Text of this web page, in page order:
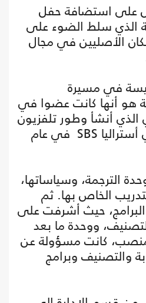
على استضافة حفل
الذي سلط الضوء على
الأصليين في مجال
في مسيرة
هو أنها كانت عضوا في
الذي أنشأ وطور تلفزيون
هيئة البث العامة في أستراليا SBS في عام
الترجمة، وسياساتها،
الخاص بها. ثم
حيث أشرفت على
ووحدة ما بعد
كانت مسؤولة عن
والتصنيف وبرامج